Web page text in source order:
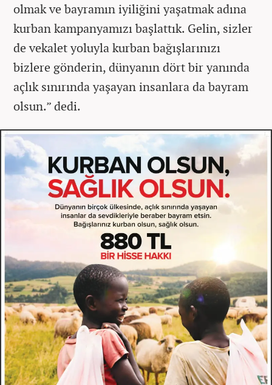
olmak ve bayramın iyiliğini yaşatmak adına
kurban kampanyamızı başlattık. Gelin, sizler
de vekalet yoluyla kurban bağışlarınızı
bizlere gönderin, dünyanın dört bir yanında
açlık sınırında yaşayan insanlara da bayram
olsun.” dedi.